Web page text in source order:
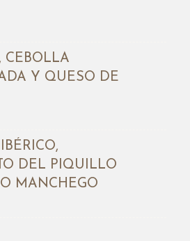
CEBOLLA
Y QUESO DE
DEL PIQUILLO
MANCHEGO